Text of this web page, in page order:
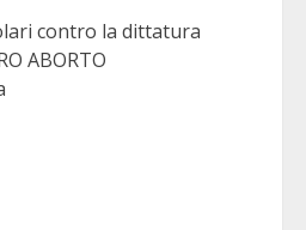
contro la dittatura
ABORTO